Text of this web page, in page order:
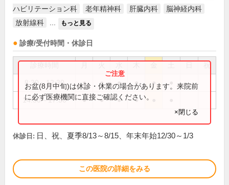
ハビリテーション科
老年精神科 肝臓内科
脳神経内科
放射線科
もっと見る
診療/受付時間・休診日
祝
8:30～12:30 ● ● ● ● ●
14:30～17:30 ● ● ● ●
お盆(8月中旬)は休診・休業の場合があります。来院前
に必ず医療機関に直接ご確認ください。
×閉じる
休診日: 日、祝、夏季8/13～8/15、年末年始12/30～1/3
この医院の詳細をみる